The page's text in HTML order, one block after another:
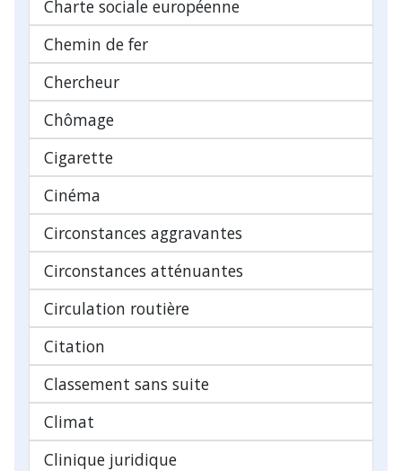
Charte sociale européenne
Chemin de fer
Chercheur
Chômage
Cigarette
Cinéma
Circonstances aggravantes
Circonstances atténuantes
Circulation routière
Citation
Classement sans suite
Climat
Clinique juridique